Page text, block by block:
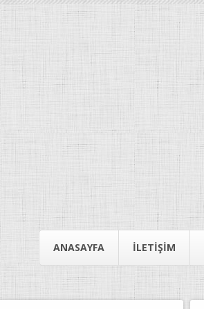
ANASAYFA İLETIŞIM